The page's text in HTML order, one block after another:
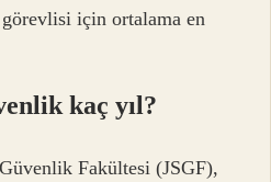
için ortalama en
kaç yıl?
Fakültesi (JSGF),